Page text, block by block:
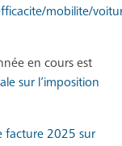
mobilite/
en cours est
sur l’imposition
facture 2025 sur